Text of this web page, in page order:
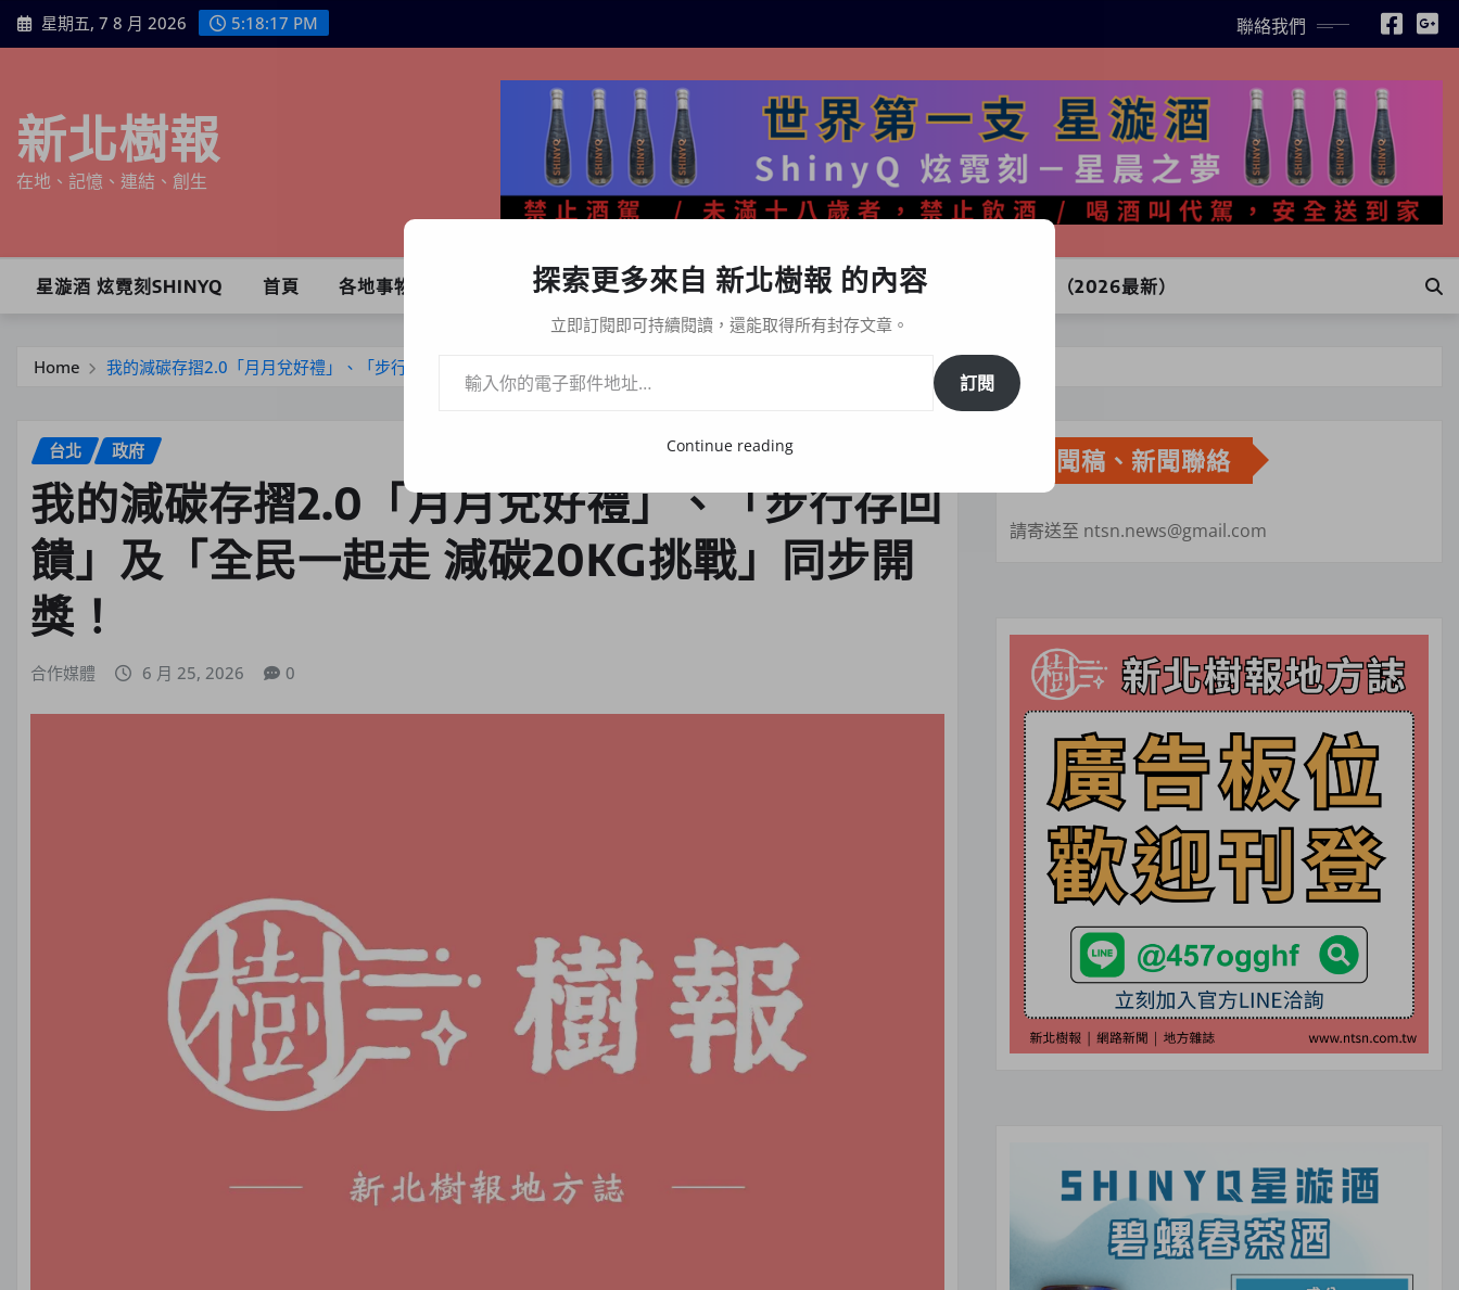
Skip
to
星期五, 7 8 月 2026 5:18:18 PM 聯絡我們
新北樹報
在地、記憶、連結、創生
星漩酒 炫霓刻SHINYQ 首頁 各地事物 生活百態 關於樹報 星漩酒哪裡買｜官方購買通路與LINE訂購（2026最新）
Home 我的減碳存摺2.0「月月兌好禮」、「步行存回饋」及「全民一起走 減碳20KG挑戰」同步開獎！
台北 政府
我的減碳存摺2.0「月月兌好禮」、「步行存回
饋」及「全民一起走 減碳20KG挑戰」同步開
獎！
合作媒體 6 月 25, 2026 0
新聞稿、新聞聯絡
請寄送至 ntsn.news@gmail.com
探索更多來自 新北樹報 的內容
立即訂閱即可持續閱讀，還能取得所有封存文章。
訂閱
Continue reading